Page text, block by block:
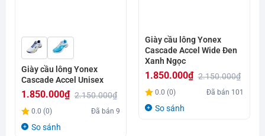
Giày cầu lông Yonex
Cascade Accel Unisex
2.150.000₫
Giá
gốc
1.850.000₫
Giá
hiện
0.0 (0) Đã bán9
So sánh
Giày cầu lông Yonex
Cascade Accel Wide Đen
Xanh Ngọc
2.150.000₫
Giá
gốc
1.850.000₫
Giá
hiện
0.0 (0) Đã bán 101
So sánh